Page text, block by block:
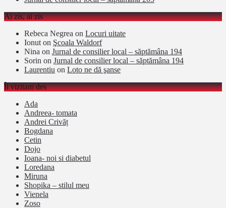
Ai zis, ai zis
Rebeca Negrea on Locuri uitate
Ionut on Şcoala Waldorf
Nina on Jurnal de consilier local – săptămâna 194
Sorin on Jurnal de consilier local – săptămâna 194
Laurentiu on Loto ne dă şanse
Îi vizitam des
Ada
Andreea- tomata
Andrei Crivăț
Bogdana
Cetin
Dojo
Ioana- noi si diabetul
Loredana
Miruna
Shopika – stilul meu
Vienela
Zoso